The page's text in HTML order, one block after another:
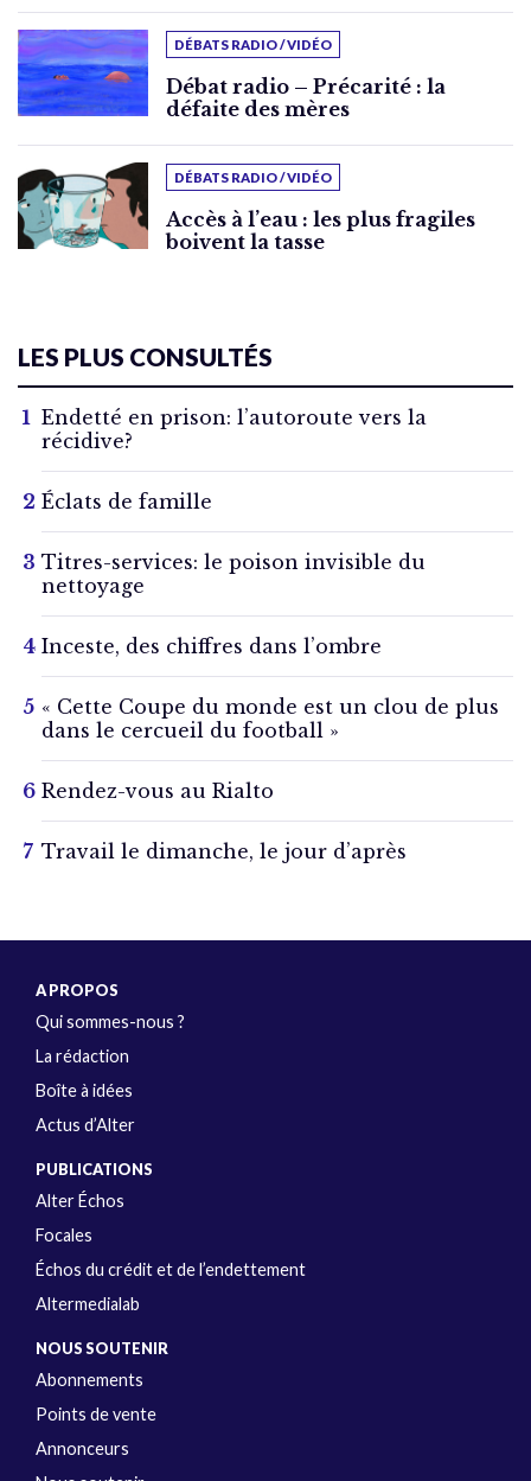
DÉBATS RADIO / VIDÉO
Débat radio – Précarité : la
défaite des mères
DÉBATS RADIO / VIDÉO
Accès à l’eau : les plus fragiles
boivent la tasse
LES PLUS CONSULTÉS
Endetté en prison: l’autoroute vers la
récidive?
Éclats de famille
Titres-services: le poison invisible du
nettoyage
Inceste, des chiffres dans l’ombre
« Cette Coupe du monde est un clou de plus
dans le cercueil du football »
Rendez-vous au Rialto
Travail le dimanche, le jour d’après
A PROPOS
Qui sommes-nous ?
La rédaction
Boîte à idées
Actus d’Alter
PUBLICATIONS
Alter Échos
Focales
Échos du crédit et de l’endettement
Altermedialab
NOUS SOUTENIR
Abonnements
Points de vente
Annonceurs